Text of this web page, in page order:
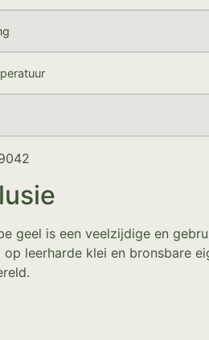
geel is een veelzijdige en
op leerharde klei en bronsbare